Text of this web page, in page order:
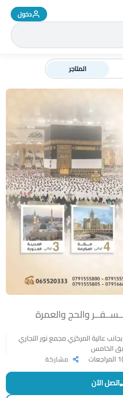
دخول
المتاجر
والحج والعمرة
عالية المركزي مجمع نور التجاري
الخامس
1 المراجعات مشاركة
اتصل الآن